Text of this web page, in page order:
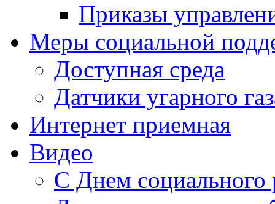
Приказы
Меры социальной
Доступная среда
Датчики угарного
Интернет приемная
Видео
С Днем социального